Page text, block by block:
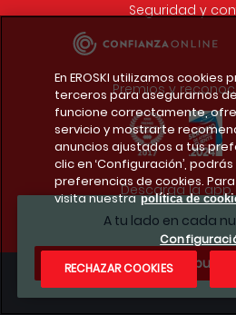
A tu lado en cada
¿Te
Seguridad y
Premios y
Descarga la app
Condiciones legales
En EROSKI utilizamos cookies
terceros para asegurarnos
funcione correctamente,
servicio y mostrarte
anuncios ajustados a tus
clic en ‘Configuración’,
preferencias de cookies.
visita nuestra política de
RECHAZAR COOKIES